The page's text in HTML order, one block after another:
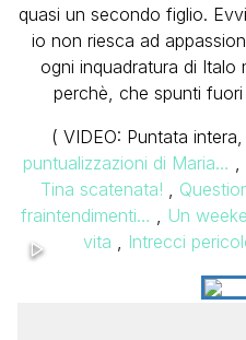
quasi un secondo figlio.
io non riesca ad
ogni inquadratura di Italo
perchè, che spunti
( VIDEO: Puntata intera,
puntualizzazioni di Maria… ,
Tina scatenata! ,
fraintendimenti… , Un
vita , Intrecci